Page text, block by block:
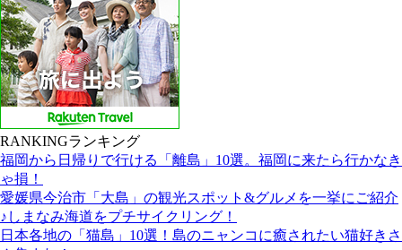
RANKINGランキング
福岡から日帰りで行ける「離島」10選。福岡に来たら行かなき
ゃ損！
愛媛県今治市「大島」の観光スポット&グルメを一挙にご紹介
♪しまなみ海道をプチサイクリング！
日本各地の「猫島」10選！島のニャンコに癒されたい猫好きさ